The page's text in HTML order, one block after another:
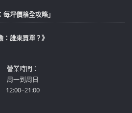
每坪價格全攻略」
：誰來買單？》
營業時間：
周一到周日
12:00~21:00